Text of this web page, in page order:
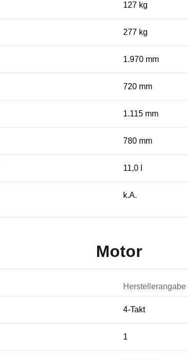
127 kg
277 kg
1.970 mm
720 mm
1.115 mm
780 mm
11,0 l
k.A.
Motor
Herstellerangabe
4-Takt
1